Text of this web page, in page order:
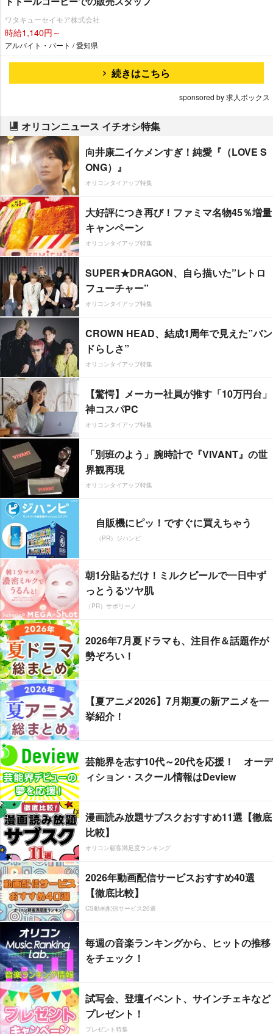
ワタキューセイモア株式会社
時給1,140円～
アルバイト・パート / 愛知県
続きはこちら
sponsored by 求人ボックス
オリコンニュース イチオシ特集
向井康二イケメンすぎ！純愛『（LOVE S
ONG）』
オリコンタイアップ特集
大好評につき再び！ファミマ名物45％増量
キャンペーン
オリコンタイアップ特集
SUPER★DRAGON、自ら描いた”レトロ
フューチャー”
オリコンタイアップ特集
CROWN HEAD、結成1周年で見えた”バン
ドらしさ”
オリコンタイアップ特集
【驚愕】メーカー社員が推す「10万円台」
神コスパPC
オリコンタイアップ特集
「別班のよう」腕時計で『VIVANT』の世
界観再現
オリコンタイアップ特集
自販機にピッ！ですぐに買えちゃう
（PR）ジハンピ
朝1分貼るだけ！ミルクピールで一日中ず
っとうるツヤ肌
（PR）サボリーノ
2026年7月夏ドラマも、注目作＆話題作が
勢ぞろい！
【夏アニメ2026】7月期夏の新アニメを一
挙紹介！
芸能界を志す10代～20代を応援！ オーデ
ィション・スクール情報はDeview
漫画読み放題サブスクおすすめ11選【徹底
比較】
オリコン顧客満足度ランキング
2026年動画配信サービスおすすめ40選
【徹底比較】
CS動画配信サービス20選
毎週の音楽ランキングから、ヒットの推移
をチェック！
試写会、登壇イベント、サインチェキなど
プレゼント！
プレゼント特集